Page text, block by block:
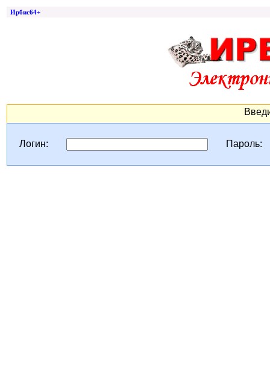
Ирбис64+
Логин: Пароль: